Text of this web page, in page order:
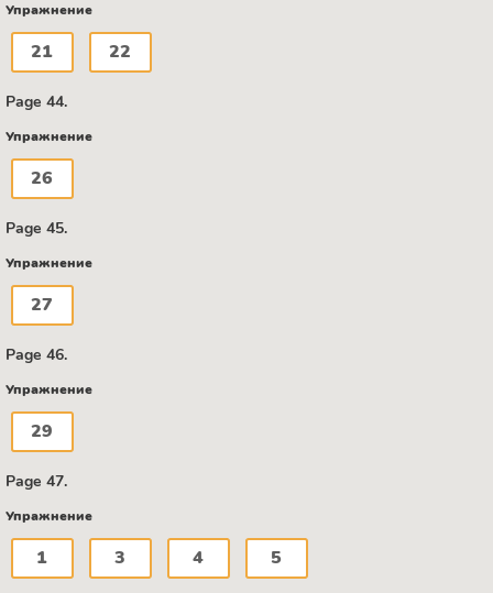
Упражнение
21 22
Page 44.
Упражнение
26
Page 45.
Упражнение
27
Page 46.
Упражнение
29
Page 47.
Упражнение
1 3 4 5